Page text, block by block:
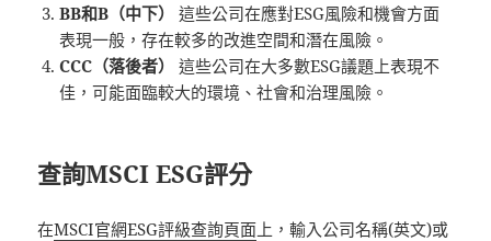
BB和B（中下）
這些公司在應對ESG風險和機會方面
表現一般，存在較多的改進空間和潛在風險。
CCC（落後者）
這些公司在大多數ESG議題上表現不
佳，可能面臨較大的環境、社會和治理風險。
查詢MSCI ESG評分
在MSCI官網ESG評級查詢頁面 上，輸入公司名稱(英文)或